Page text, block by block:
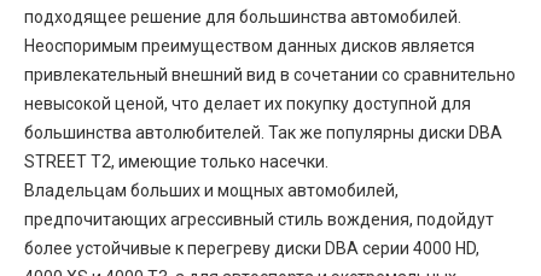
подходящее решение для большинства автомобилей.
Неоспоримым преимуществом данных дисков является
привлекательный внешний вид в сочетании со сравнительно
невысокой ценой, что делает их покупку доступной для
большинства автолюбителей. Так же популярны диски DBA
STREET T2, имеющие только насечки.
Владельцам больших и мощных автомобилей,
предпочитающих агрессивный стиль вождения, подойдут
более устойчивые к перегреву диски DBA серии 4000 HD,